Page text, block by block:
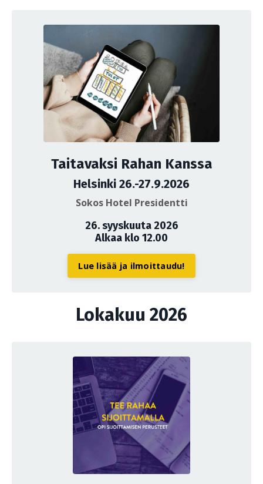
Taitavaksi Rahan Kanssa
Helsinki 26.-27.9.2026
Sokos Hotel Presidentti
26. syyskuuta 2026
Alkaa klo 12.00
Lue lisää ja ilmoittaudu!
Lokakuu 2026